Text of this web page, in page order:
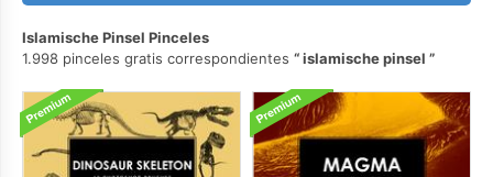
Islamische Pinsel Pinceles
1.998 pinceles gratis correspondientes
islamische pinsel